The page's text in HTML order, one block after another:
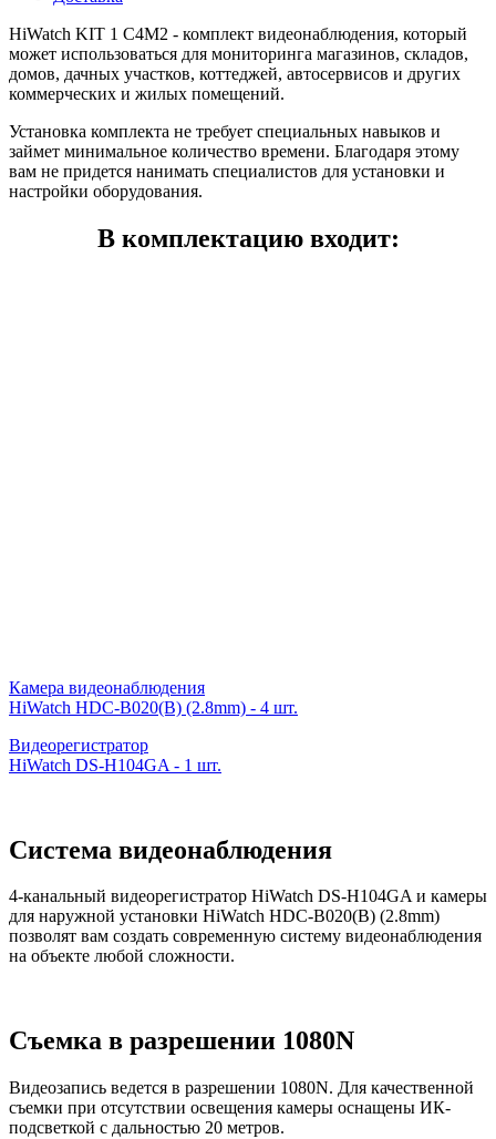
HiWatch KIT 1 C4M2 - комплект видеонаблюдения, который
может использоваться для мониторинга магазинов, складов,
домов, дачных участков, коттеджей, автосервисов и других
коммерческих и жилых помещений.
Установка комплекта не требует специальных навыков и
займет минимальное количество времени. Благодаря этому
вам не придется нанимать специалистов для установки и
настройки оборудования.
В комплектацию входит:
Камера видеонаблюдения
HiWatch HDC-B020(B) (2.8mm) - 4 шт.
Видеорегистратор
HiWatch DS-H104GA - 1 шт.
Cистема видеонаблюдения
4-канальный видеорегистратор HiWatch DS-H104GA и камеры
для наружной установки HiWatch HDC-B020(B) (2.8mm)
позволят вам создать современную систему видеонаблюдения
на объекте любой сложности.
Съемка в разрешении 1080N
Видеозапись ведется в разрешении 1080N. Для качественной
съемки при отсутствии освещения камеры оснащены ИК-
подсветкой с дальностью 20 метров.